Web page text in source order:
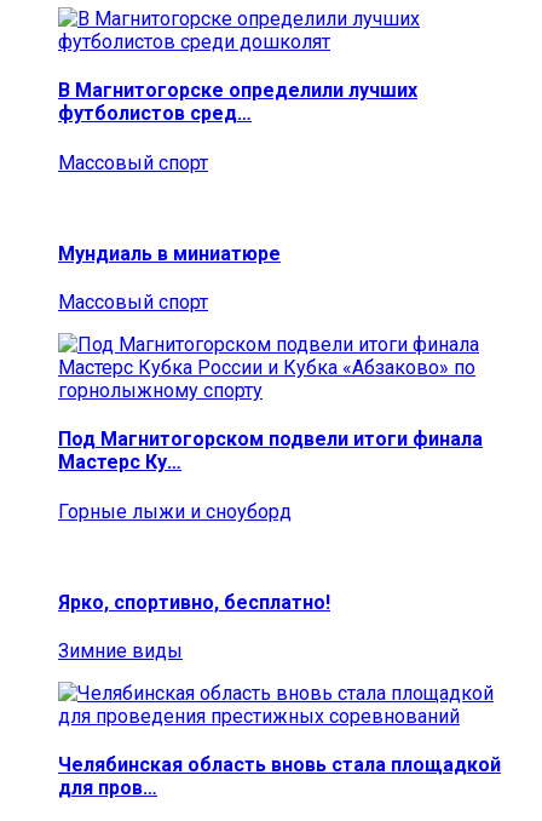
В Магнитогорске определили лучших
футболистов сред…
Массовый спорт
Мундиаль в миниатюре
Массовый спорт
Под Магнитогорском подвели итоги финала
Мастерс Ку…
Горные лыжи и сноуборд
Ярко, спортивно, бесплатно!
Зимние виды
Челябинская область вновь стала площадкой
для пров…